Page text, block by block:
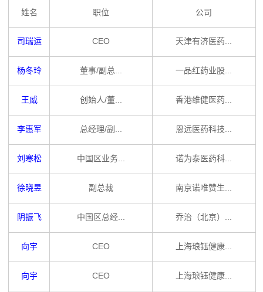
姓名 职位 公司
司瑞运 CEO 天津有济医药...
杨冬玲 董事/副总... 一品红药业股...
王威 创始人/董... 香港维健医药...
李惠军 总经理/副... 恩远医药科技...
刘寒松 中国区业务... 诺为泰医药科...
徐晓昱 副总裁 南京诺唯赞生...
阴振飞 中国区总经... 乔治（北京）...
向宇 CEO 上海琅钰健康...
向宇 CEO 上海琅钰健康...